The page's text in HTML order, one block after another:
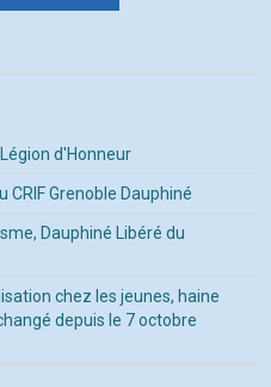
d'Honneur
CRIF Grenoble Dauphiné
Dauphiné Libéré du
chez les jeunes, haine
depuis le 7 octobre